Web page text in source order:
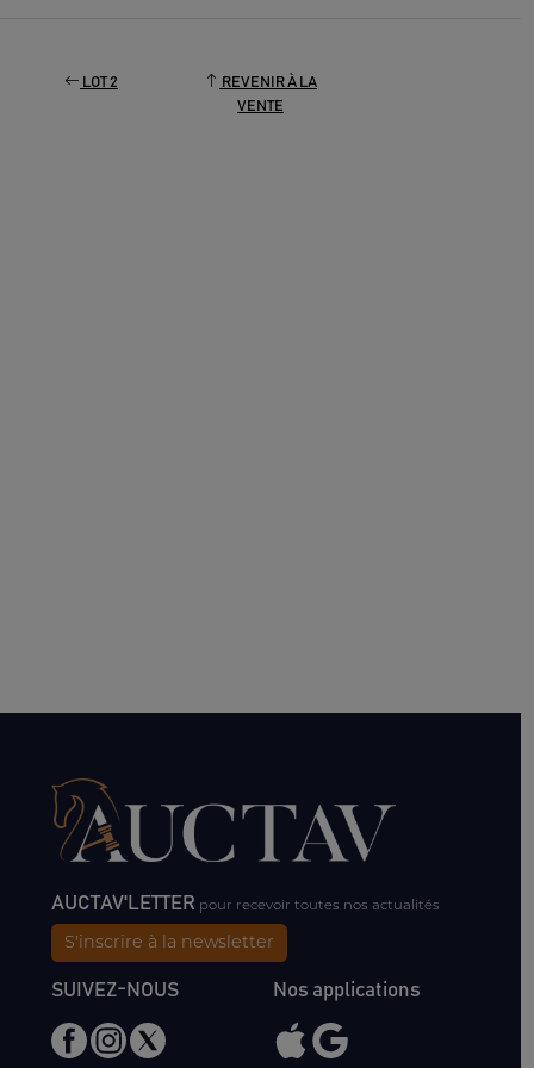
LOT 2
REVENIR À LA
VENTE
AUCTAV'LETTER pour recevoir toutes nos actualités
S'inscrire à la newsletter
SUIVEZ-NOUS Nos applications